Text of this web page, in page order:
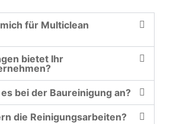
für Multiclean
bietet Ihr
bei der Baureinigung an?
die Reinigungsarbeiten?